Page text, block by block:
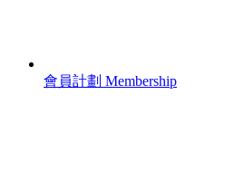
會員計劃 Membership